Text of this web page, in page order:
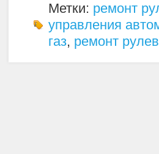
Метки: ремонт
управления
газ, ремонт